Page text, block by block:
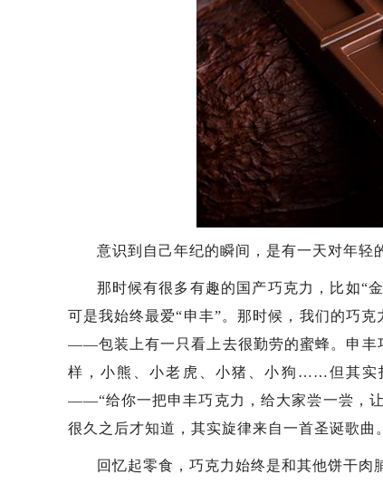
意识到自己年纪的瞬间，是有一天对年轻
那时候有很多有趣的国产巧克力，比如“
可是我始终最爱“申丰”。那时候，我们的巧
——包装上有一只看上去很勤劳的蜜蜂。申丰
样，小熊、小老虎、小猪、小狗……但其实
——“给你一把申丰巧克力，给大家尝一尝，
很久之后才知道，其实旋律来自一首圣诞歌曲。
回忆起零食，巧克力始终是和其他饼干肉